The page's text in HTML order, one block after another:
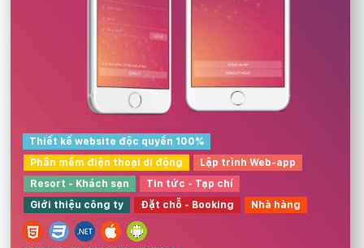
Thiết kế website độc quyền 100%
Phần mềm điện thoại di động
Lập trình Web-app
Resort - Khách sạn
Tin tức - Tạp chí
Giới thiệu công ty
Đặt chỗ - Booking Nhà hàng